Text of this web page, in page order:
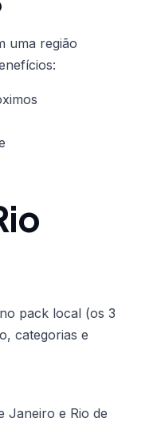
uma região
pack local (os 3
categorias e
Janeiro e Rio de